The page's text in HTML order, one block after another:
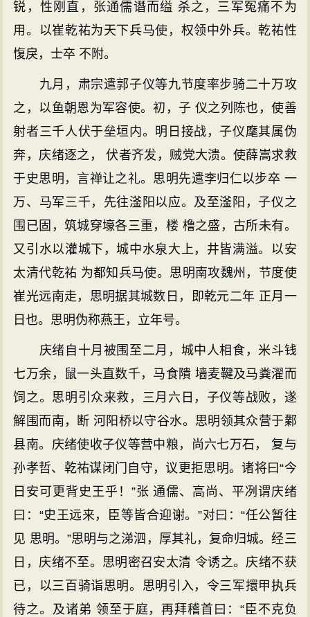
锐，性刚直，张通儒谮而缢 杀之，三军冤痛不为
用。以崔乾祐为天下兵马使，权领中外兵。乾祐性
愎戾，士卒 不附。
九月，肃宗遣郭子仪等九节度率步骑二十万攻
之，以鱼朝恩为军容使。初，子 仪之列陈也，使善
射者三千人伏于垒垣内。明日接战，子仪麾其属伪
奔，庆绪逐之， 伏者齐发，贼党大溃。使薛嵩求救
于史思明，言禅让之礼。思明先遣李归仁以步卒 一
万、马军三千，先往滏阳以应。及至滏阳，子仪之
围已固，筑城穿壕各三重，楼 橹之盛，古所未有。
又引水以灌城下，城中水泉大上，井皆满溢。以安
太清代乾祐 为都知兵马使。思明南攻魏州，节度使
崔光远南走，思明据其城数日，即乾元二年 正月一
日也。思明伪称燕王，立年号。
庆绪自十月被围至二月，城中人相食，米斗钱
七万余，鼠一头直数千，马食隤 墙麦鞬及马粪濯而
饲之。思明引众来救，三月六日，子仪等战败，遂
解围而南，断 河阳桥以守谷水。思明领其众营于鄴
县南。庆绪使收子仪等营中粮，尚六七万石， 复与
孙孝哲、乾祐谋闭门自守，议更拒思明。诸将曰“今
日安可更背史王乎！”张 通儒、高尚、平冽谓庆绪
曰：“史王远来，臣等皆合迎谢。”对曰：“任公暂往
见 思明。”思明与之涕泗，厚其礼，复命归城。经三
日，庆绪不至。思明密召安太清 令诱之。庆绪不获
已，以三百骑诣思明。思明引入，令三军擐甲执兵
待之。及诸弟 领至于庭，再拜稽首曰：“臣不克负